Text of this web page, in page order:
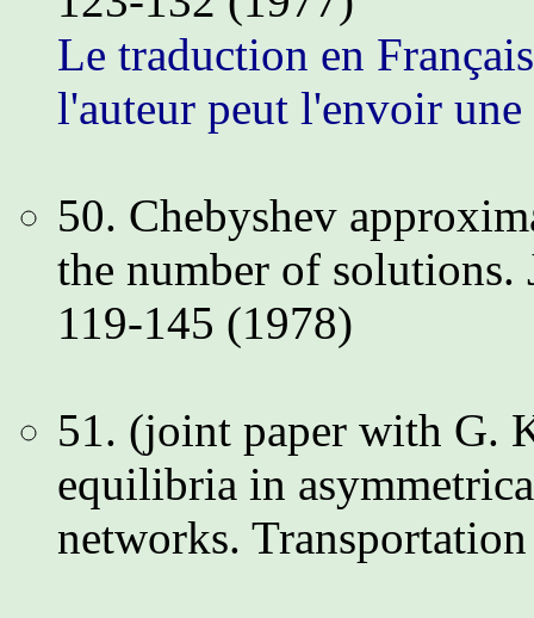
Le traduction en
l'auteur peut l'envoir
50. Chebyshev
the number of
119-145 (1978)
51. (joint paper with G.
equilibria in
networks.